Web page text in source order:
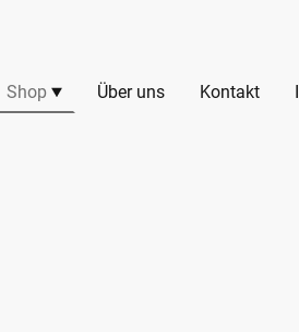
Shop Über uns Kontakt